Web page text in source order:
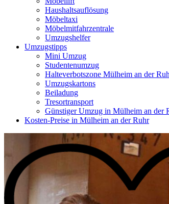
Haushaltsauflösung
Möbeltaxi
Möbelmitfahrzentrale
Umzugshelfer
Umzugstipps
Mini Umzug
Studentenumzug
Halteverbotszone Mülheim an der
Umzugskartons
Beiladung
Tresortransport
Günstiger Umzug in Mülheim an der
Kosten-Preise in Mülheim an der Ruhr